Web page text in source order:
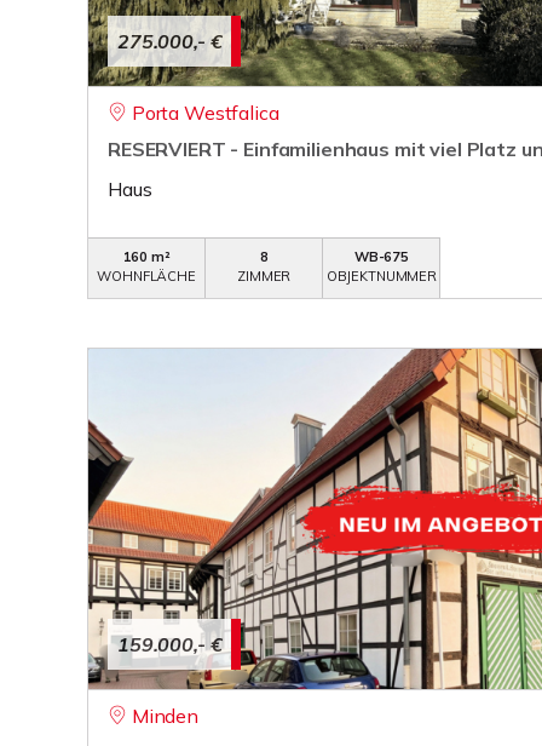
275.000,- €
Porta Westfalica
RESERVIERT - Einfamilienhaus mit viel Platz
Haus
160 m²
WOHNFLÄCHE
8
ZIMMER
WB-675
OBJEKTNUMMER
159.000,- €
Minden